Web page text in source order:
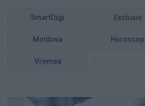
SmartDigi Exclusiv
Moldova Horoscop
Vremea